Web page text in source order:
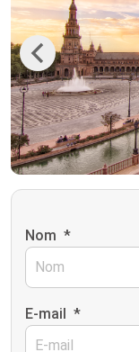
Previous
Nom *
E-mail *